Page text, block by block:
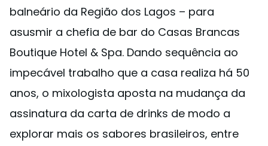
balneário da Região dos Lagos – para
asusmir a chefia de bar do Casas Brancas
Boutique Hotel & Spa. Dando sequência ao
impecável trabalho que a casa realiza há 50
anos, o mixologista aposta na mudança da
assinatura da carta de drinks de modo a
explorar mais os sabores brasileiros, entre